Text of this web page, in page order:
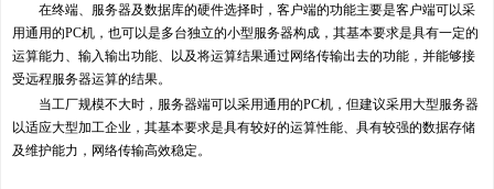
在终端、服务器及数据库的硬件选择时，客户端的功能主要是客户端可以采
用通用的PC机，也可以是多台独立的小型服务器构成，其基本要求是具有一定的
运算能力、输入输出功能、以及将运算结果通过网络传输出去的功能，并能够接
受远程服务器运算的结果。
当工厂规模不大时，服务器端可以采用通用的PC机，但建议采用大型服务器
以适应大型加工企业，其基本要求是具有较好的运算性能、具有较强的数据存储
及维护能力，网络传输高效稳定。